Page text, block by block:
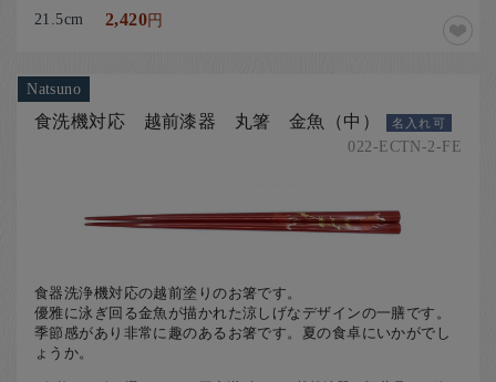
21.5cm 2,420円
Natsuno
食洗機対応 越前漆器 丸箸 金魚（中） 名入れ可
022-ECTN-2-FE
食器洗浄機対応の越前塗りのお箸です。
優雅に泳ぎ回る金魚が描かれた涼しげなデザインの一膳です。
季節感があり非常に趣のあるお箸です。夏の食卓にいかがでし
ょうか。